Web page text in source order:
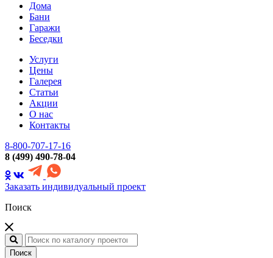
Дома
Бани
Гаражи
Беседки
Услуги
Цены
Галерея
Статьи
Акции
О нас
Контакты
8-800-707-17-16
8 (499) 490-78-04
Заказать индивидуальный проект
Поиск
Поиск